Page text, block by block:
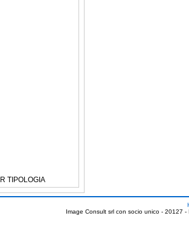
TIPOLOGIA
Image Consult srl con socio unico - 20127